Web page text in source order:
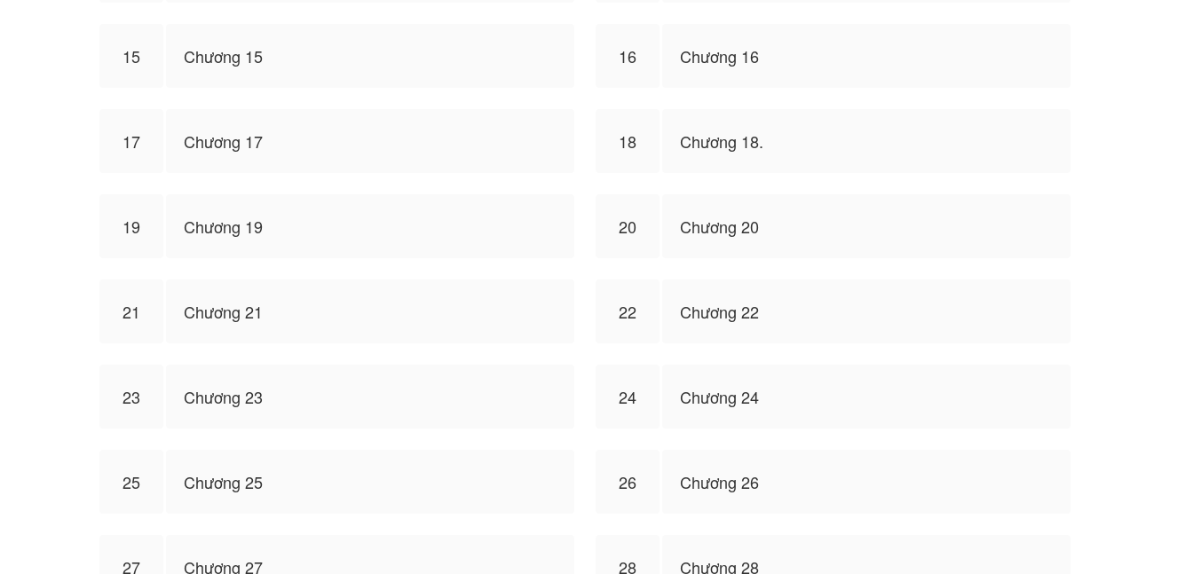
15 Chương 15 16 Chương 16
17 Chương 17 18 Chương 18.
19 Chương 19 20 Chương 20
21 Chương 21 22 Chương 22
23 Chương 23 24 Chương 24
25 Chương 25 26 Chương 26
27 Chương 27 28 Chương 28